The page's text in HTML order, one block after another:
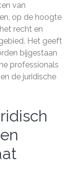
van
op de hoogte
recht en
Het geeft
bijgestaan
professionals
de juridische